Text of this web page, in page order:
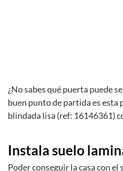
¿No sabes qué puerta puede
buen punto de partida es esta
blindada lisa (ref: 16146361)
Instala suelo
Poder conseguir la casa con el